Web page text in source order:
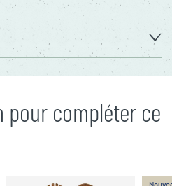
pour compléter ce